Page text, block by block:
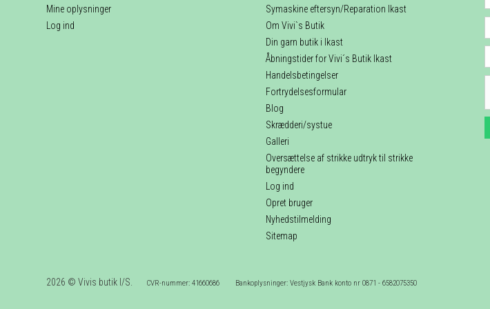
Mine oplysninger
Log ind
Symaskine eftersyn/Reparation Ikast
Om Vivi`s Butik
Din garn butik i Ikast
Åbningstider for Vivi´s Butik Ikast
Handelsbetingelser
Fortrydelsesformular
Blog
Skrædderi/systue
Galleri
Oversættelse af strikke udtryk til strikke
begyndere
Log ind
Opret bruger
Nyhedstilmelding
Sitemap
2026 © Vivis butik I/S. CVR-nummer: 41660686 Bankoplysninger: Vestjysk Bank konto nr 0871 - 6582075350